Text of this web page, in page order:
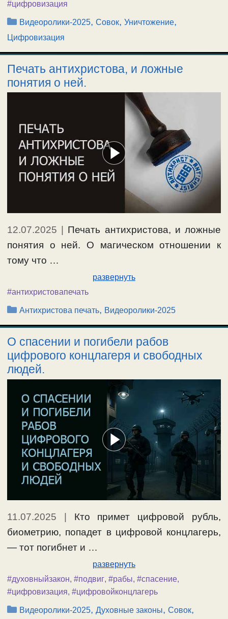
#цифровизация
Рубрики
Видеоролики-2025,Совок,Уничтожение,
Цифровизация
Печать антихристова, и ложные
понятия о ней.
12.07.2025
Печать антихристова, и ложные
понятия о ней. О магическом отношении к
тому что …
развернуть
#антихристовапечать
Рубрики
Антихристова печать, Видеоролики-2025
О спасении и погибели рабов
цифрового концлагеря и свободных
людей.
11.07.2025
Кто примет цифровой рубль,
биометрию, попадет в цифровой концлагерь,
— тот погибнет и …
развернуть
#духовныйзакон, #подвиг, #рабы, #спасение,
#цифровизация, #цифровойконцлагерь
Рубрики
Видеоролики-2025,Духовные законы,Совок,